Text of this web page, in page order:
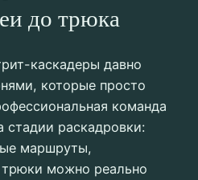
до трюка
каскадеры давно
которые просто
команда
стадии раскадровки:
маршруты,
трюки можно реально